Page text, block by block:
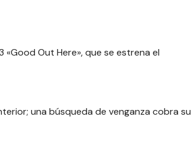
«Good Out Here», que se estrena el
una búsqueda de venganza cobra su